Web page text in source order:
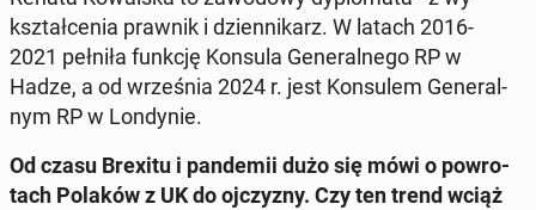
kształ­ce­nia prawnik i dzien­ni­karz. W latach 2016-
2021 pełniła funkcję Konsula Ge­ne­ral­ne­go RP w
Hadze, a od wrze­śnia 2024 r. jest Kon­su­lem Ge­ne­ral­
nym RP w Lon­dy­nie.
Od czasu Brexitu i pan­de­mii dużo się mówi o po­wro­
tach Polaków z UK do oj­czy­zny. Czy ten trend wciąż